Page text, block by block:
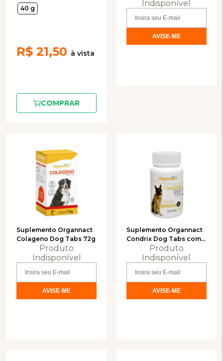
Gatos 40g
40 g
R$ 21,50
COMPRAR
Filhotes Sabor Frango,
e Espinafre 300g
Indisponível
Suplemento Organnact
Colageno Dog Tabs 72g
Produto
Indisponível
Suplemento Organnact
Condrix Dog Tabs com
60 Tabletes 1200mg -
Produto
Indisponível